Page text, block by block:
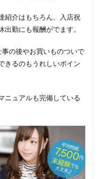
紹介はもちろん、入店祝
勤にも報酬がでます。
の後やお買いものついで
きるのもうれしいポイン
ニュアルも完備している